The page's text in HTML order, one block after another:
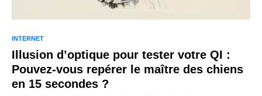
INTERNET
Illusion d’optique pour tester votre QI :
Pouvez-vous repérer le maître des chiens
en 15 secondes ?